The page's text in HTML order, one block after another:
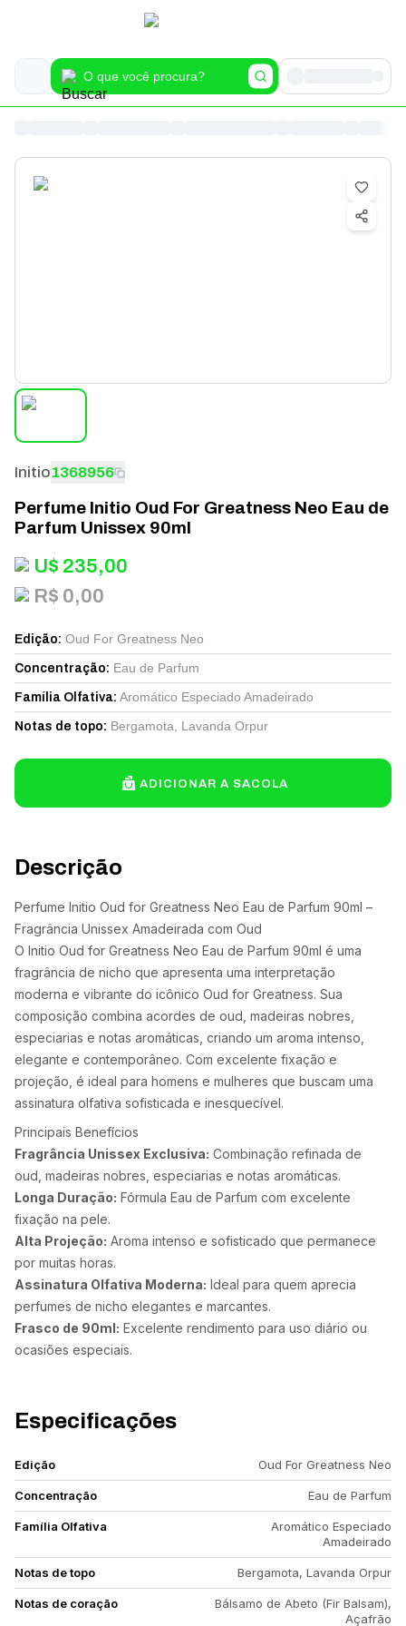
Descrição
Perfume Initio Oud for Greatness Neo Eau de Parfum 90ml –
Fragrância Unissex Amadeirada com Oud
O Initio Oud for Greatness Neo Eau de Parfum 90ml é uma
fragrância de nicho que apresenta uma interpretação
moderna e vibrante do icônico Oud for Greatness. Sua
composição combina acordes de oud, madeiras nobres,
especiarias e notas aromáticas, criando um aroma intenso,
elegante e contemporâneo. Com excelente fixação e
projeção, é ideal para homens e mulheres que buscam uma
assinatura olfativa sofisticada e inesquecível.
Principais Benefícios
Fragrância Unissex Exclusiva: Combinação refinada de
oud, madeiras nobres, especiarias e notas aromáticas.
Longa Duração: Fórmula Eau de Parfum com excelente
fixação na pele.
Alta Projeção: Aroma intenso e sofisticado que permanece
por muitas horas.
Assinatura Olfativa Moderna: Ideal para quem aprecia
perfumes de nicho elegantes e marcantes.
Frasco de 90ml: Excelente rendimento para uso diário ou
ocasiões especiais.
Especificações
Edição Oud For Greatness Neo
Concentração Eau de Parfum
Família Olfativa
Aromático Especiado
Amadeirado
Notas de topo Bergamota, Lavanda Orpur
Notas de coração
Bálsamo de Abeto (Fir Balsam),
Açafrão
Initio1368956
Perfume Initio Oud For Greatness Neo Eau de
Parfum Unissex 90ml
U$ 235,00
R$ 0,00
Edição: Oud For Greatness Neo
Concentração: Eau de Parfum
Família Olfativa: Aromático Especiado Amadeirado
Notas de topo: Bergamota, Lavanda Orpur
ADICIONAR A SACOLA